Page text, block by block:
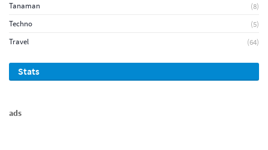
Tanaman
(8)
Techno
(5)
Travel
(64)
Stats
ads